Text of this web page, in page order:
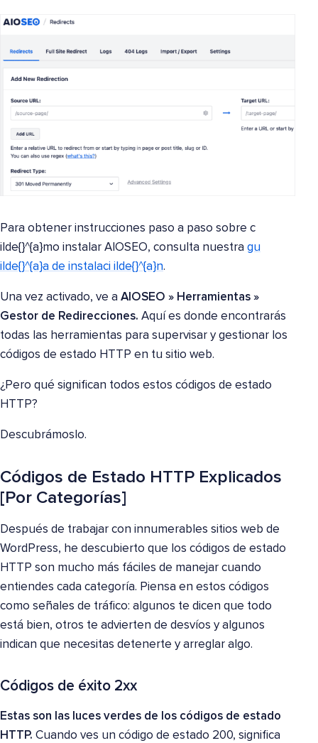
Para obtener instrucciones paso a paso sobre c
ilde{}^{a}mo instalar AIOSEO, consulta nuestra gu
ilde{}^{a}a de instalaci ilde{}^{a}n.
Una vez activado, ve a AIOSEO » Herramientas »
Gestor de Redirecciones. Aquí es donde encontrarás
todas las herramientas para supervisar y gestionar los
códigos de estado HTTP en tu sitio web.
¿Pero qué significan todos estos códigos de estado
HTTP?
Descubrámoslo.
Códigos de Estado HTTP Explicados
[Por Categorías]
Después de trabajar con innumerables sitios web de
WordPress, he descubierto que los códigos de estado
HTTP son mucho más fáciles de manejar cuando
entiendes cada categoría. Piensa en estos códigos
como señales de tráfico: algunos te dicen que todo
está bien, otros te advierten de desvíos y algunos
indican que necesitas detenerte y arreglar algo.
Códigos de éxito 2xx
Estas son las luces verdes de los códigos de estado
HTTP. Cuando ves un código de estado 200, significa